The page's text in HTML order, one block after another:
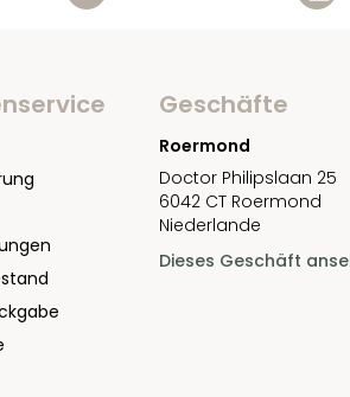
Geschäfte
Roermond
Doctor Philipslaan 25
6042 CT Roermond
Niederlande
Dieses Geschäft